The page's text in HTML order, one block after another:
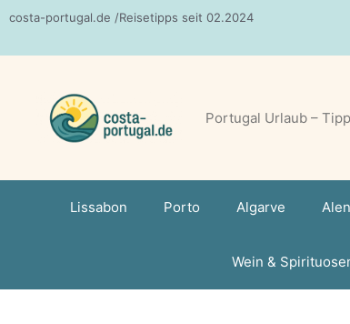
Zum
springen
costa-portugal.de /Reisetipps seit 02.2024
Portugal Urlaub –
Lissabon Porto Algarve
Wein &